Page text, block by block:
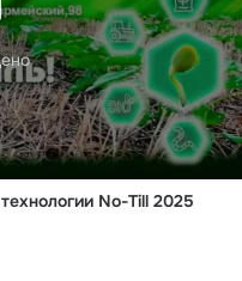
No-Till 2025